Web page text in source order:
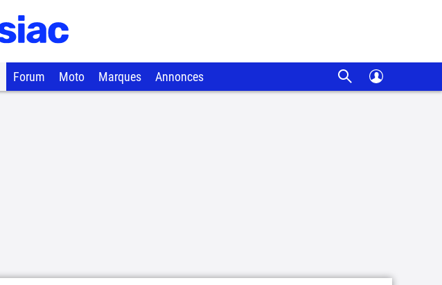
Forum Moto Marques Annonces